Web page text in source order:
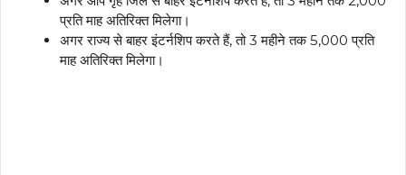
प्रति माह अतिरिक्त मिलेगा।
अगर राज्य से बाहर इंटर्नशिप करते हैं, तो 3 महीने तक ₹5,000 प्रति
माह अतिरिक्त मिलेगा।